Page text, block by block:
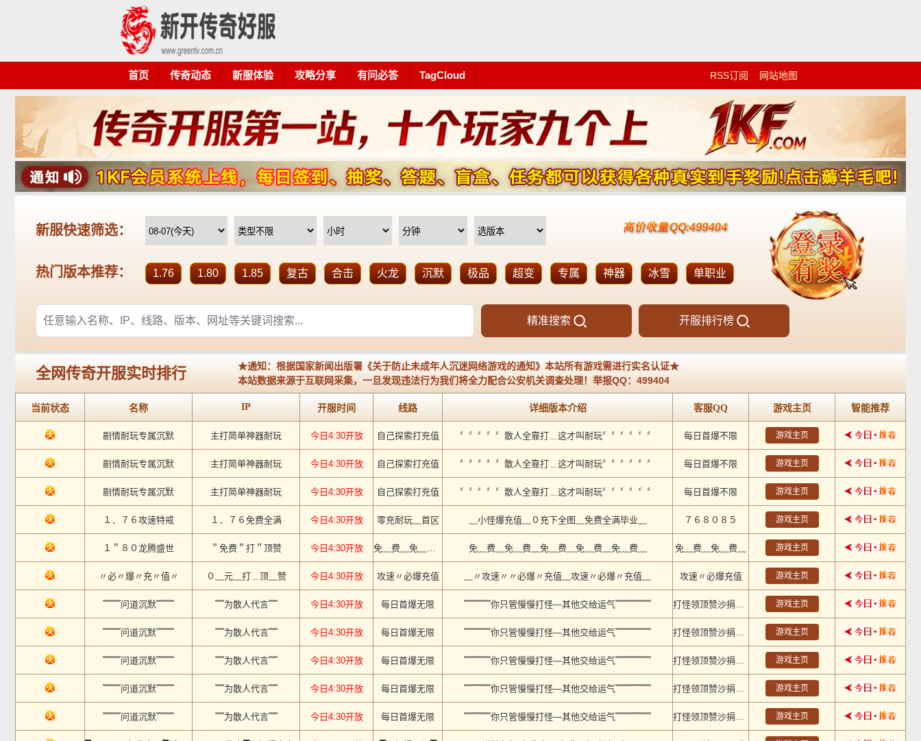
首页 传奇动态 新服体验 攻略分享 有问必答 TagCloud RSS订阅 网站地图